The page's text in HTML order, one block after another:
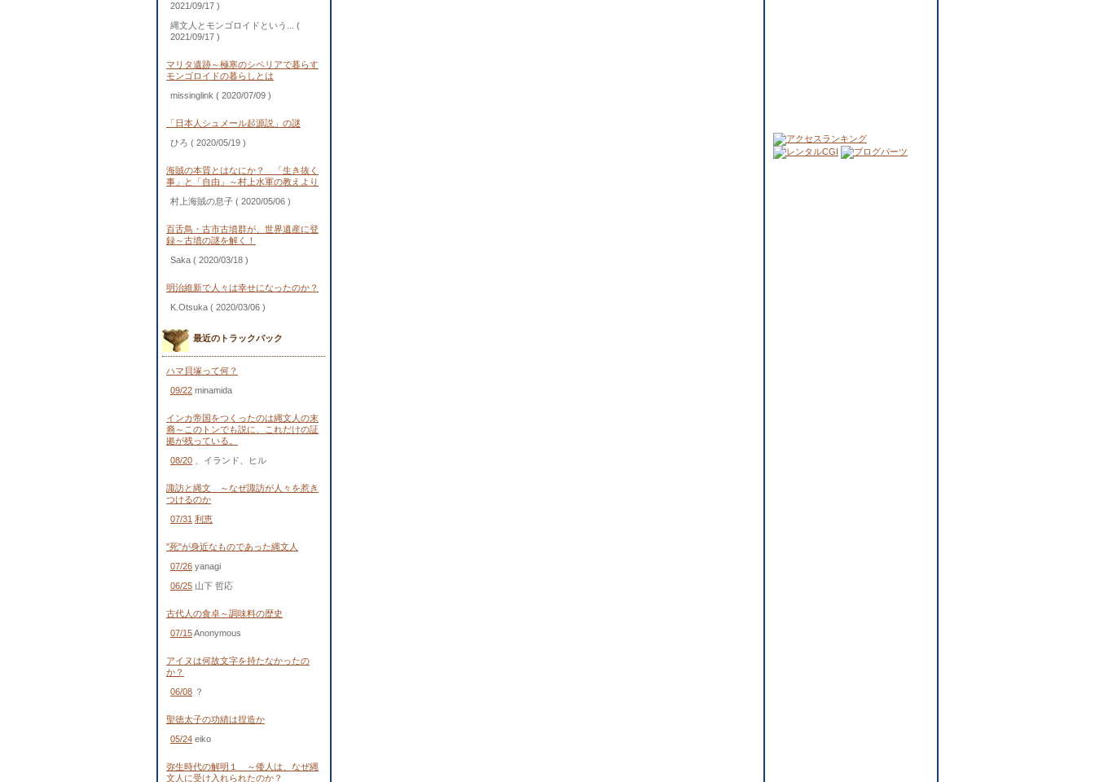
2021/09/17 )
縄文人とモンゴロイドという... (
2021/09/17 )
マリタ遺跡～極寒のシベリアで暮らす
モンゴロイドの暮らしとは
missinglink ( 2020/07/09 )
「日本人シュメール起源説」の謎
ひろ ( 2020/05/19 )
海賊の本質とはなにか？ 「生き抜く
事」と「自由」～村上水軍の教えより
村上海賊の息子 ( 2020/05/06 )
百舌鳥・古市古墳群が、世界遺産に登
録～古墳の謎を解く！
Saka ( 2020/03/18 )
明治維新で人々は幸せになったのか？
K.Otsuka ( 2020/03/06 )
最近のトラックバック
ハマ貝塚って何？
09/22 minamida
インカ帝国をつくったのは縄文人の末
裔～このトンでも説に、これだけの証
拠が残っている。
08/20
、イランド、ヒル
諏訪と縄文 ～なぜ諏訪が人々を惹き
つけるのか
07/31 利恵
"死"が身近なものであった縄文人
07/26 yanagi
06/25 山下 哲応
古代人の食卓～調味料の歴史
07/15Anonymous
アイヌは何故文字を持たなかったの
か？
06/08 ？
聖徳太子の功績は捏造か
05/24 eiko
弥生時代の解明１ ～倭人は、なぜ縄
文人に受け入れられたのか？